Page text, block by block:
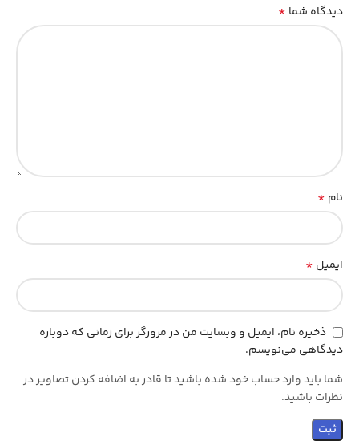
دیدگاه شما *
نام *
ایمیل *
ذخیره نام، ایمیل و وبسایت من در مرورگر برای زمانی که دوباره
دیدگاهی می‌نویسم.
شما باید وارد حساب خود شده باشید تا قادر به اضافه کردن تصاویر در
نظرات باشید.